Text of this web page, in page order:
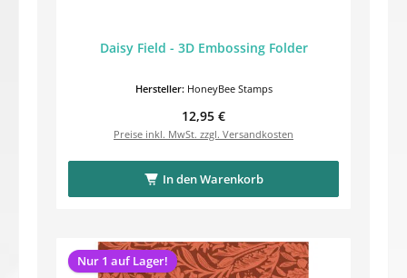
Daisy Field - 3D Embossing Folder
Hersteller: HoneyBee Stamps
Regulärer Preis:
12,95 €
Preise inkl. MwSt. zzgl. Versandkosten
In den Warenkorb
Nur 1 auf Lager!